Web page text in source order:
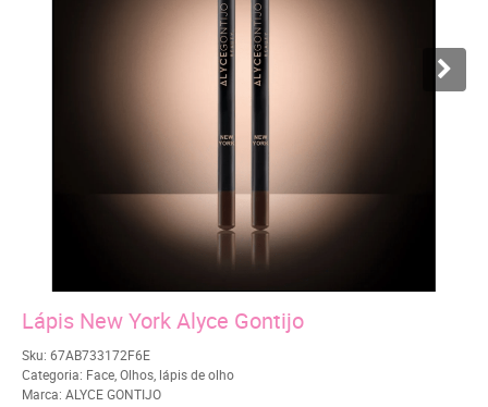
Lápis New York Alyce Gontijo
Sku: 67AB733172F6E
Categoria: Face Olhos lápis de olho
Marca: ALYCE GONTIJO